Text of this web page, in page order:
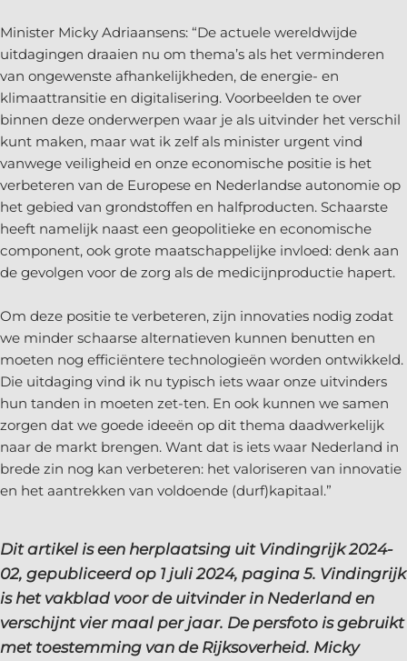
Minister Micky Adriaansens: “De actuele wereldwijde
uitdagingen draaien nu om thema’s als het verminderen
van ongewenste afhankelijkheden, de energie- en
klimaattransitie en digitalisering. Voorbeelden te over
binnen deze onderwerpen waar je als uitvinder het verschil
kunt maken, maar wat ik zelf als minister urgent vind
vanwege veiligheid en onze economische positie is het
verbeteren van de Europese en Nederlandse autonomie op
het gebied van grondstoffen en halfproducten. Schaarste
heeft namelijk naast een geopolitieke en economische
component, ook grote maatschappelijke invloed: denk aan
de gevolgen voor de zorg als de medicijnproductie hapert.
Om deze positie te verbeteren, zijn innovaties nodig zodat
we minder schaarse alternatieven kunnen benutten en
moeten nog efficiëntere technologieën worden ontwikkeld.
Die uitdaging vind ik nu typisch iets waar onze uitvinders
hun tanden in moeten zet-ten. En ook kunnen we samen
zorgen dat we goede ideeën op dit thema daadwerkelijk
naar de markt brengen. Want dat is iets waar Nederland in
brede zin nog kan verbeteren: het valoriseren van innovatie
en het aantrekken van voldoende (durf)kapitaal.”
Dit artikel is een herplaatsing uit Vindingrijk 2024-
02, gepubliceerd op 1 juli 2024, pagina 5. Vindingrijk
is het vakblad voor de uitvinder in Nederland en
verschijnt vier maal per jaar. De persfoto is gebruikt
met toestemming van de Rijksoverheid. Micky